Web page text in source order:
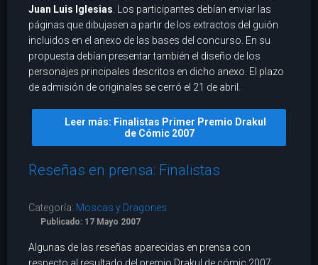
Juan Luis Iglesias . Los participantes debían enviar las
páginas que dibujasen a partir de los extractos del guión
incluidos en el anexo de las bases del concurso. En su
propuesta debían presentar también el diseño de los
personajes principales descritos en dicho anexo. El plazo
de admisión de originales se cerró el 21 de abril.
Leer más: Finalistas Primer Premio Drakul
de Cómic 2007
Reseñas en prensa: Finalistas
Categoría: Moscas y Dragones
Publicado: 17 Mayo 2007
Algunas de las reseñas aparecidas en prensa con